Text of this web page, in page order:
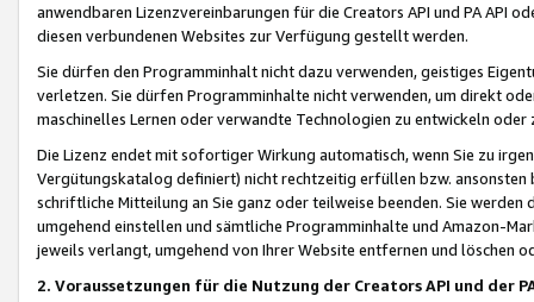
anwendbaren Lizenzvereinbarungen für die Creators API und PA API
diesen verbundenen Websites zur Verfügung gestellt werden.
Sie dürfen den Programminhalt nicht dazu verwenden, geistiges
verletzen. Sie dürfen Programminhalte nicht verwenden, um direkt
maschinelles Lernen oder verwandte Technologien zu entwickeln
Die Lizenz endet mit sofortiger Wirkung automatisch, wenn Sie zu
Vergütungskatalog definiert) nicht rechtzeitig erfüllen bzw. ansonsten
schriftliche Mitteilung an Sie ganz oder teilweise beenden. Sie werden
umgehend einstellen und sämtliche Programminhalte und Amazon-
jeweils verlangt, umgehend von Ihrer Website entfernen und löschen
2. Voraussetzungen für die Nutzung der Creators API und der